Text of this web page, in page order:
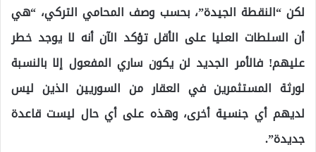
لكن “النقطة الجيدة”، بحسب وصف المحامي التركي، “هي
أن السلطات العليا على الأقل تؤكد الآن أنه لا يوجد خطر
عليهم! فالأمر الجديد لن يكون ساري المفعول إلا بالنسبة
لورثة المستثمرين في العقار من السوريين الذين ليس
لديهم أي جنسية أخرى، وهذه على أي حال ليست قاعدة
جديدة”.